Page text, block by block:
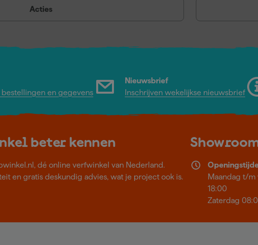
Acties
en gegevens
Nieuwsbrief
Inschrijven wekelijkse nieuwsbrief
beter kennen
dé online verfwinkel van Nederland.
en gratis deskundig advies, wat je project ook is.
Maandag t/
18:00
Zaterdag